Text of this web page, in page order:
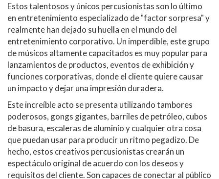
Estos talentosos y únicos percusionistas son lo último
en entretenimiento especializado de "factor sorpresa" y
realmente han dejado su huella en el mundo del
entretenimiento corporativo. Un imperdible, este grupo
de músicos altamente capacitados es muy popular para
lanzamientos de productos, eventos de exhibición y
funciones corporativas, donde el cliente quiere causar
un impacto y dejar una impresión duradera.
Este increíble acto se presenta utilizando tambores
poderosos, gongs gigantes, barriles de petróleo, cubos
de basura, escaleras de aluminio y cualquier otra cosa
que puedan usar para producir un ritmo pegadizo. De
hecho, estos creativos percusionistas crearán un
espectáculo original de acuerdo con los deseos y
requisitos del cliente. Son capaces de conectar al público